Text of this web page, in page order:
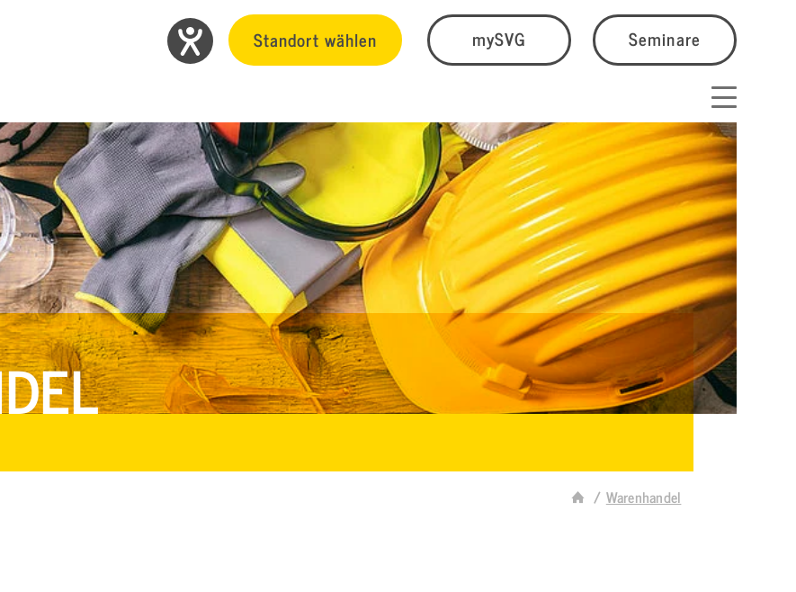
Standort wählen mySVG Seminare
Warenhandel